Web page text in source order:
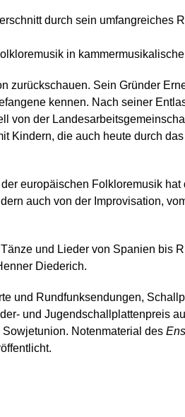
durch sein umfangreiches
in
zurückschauen. Sein Gründer
kennen. Nach seiner
von der
Kindern, die auch heute durch
europäischen Folkloremusik hat
auch von der Improvisation,
und Lieder von Spanien bis
Diederich.
und Rundfunksendungen,
und Jugendschallplattenpreis
Notenmaterial des